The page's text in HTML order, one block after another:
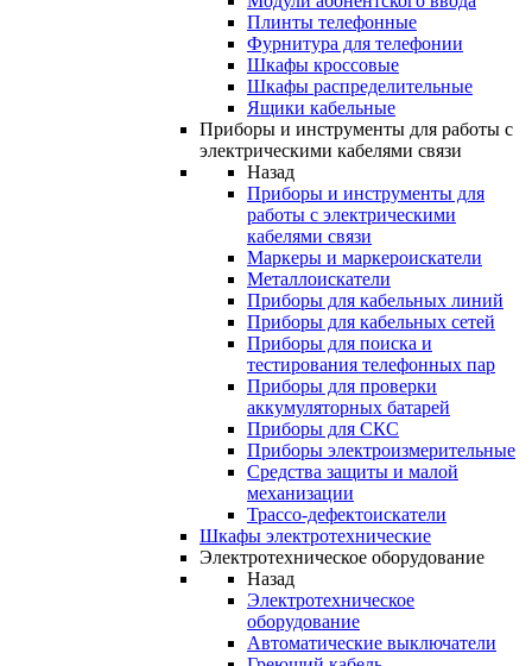
Плинты телефонные
Фурнитура для телефонии
Шкафы кроссовые
Шкафы распределительные
Ящики кабельные
Приборы и инструменты для работы с
электрическими кабелями связи
Назад
Приборы и инструменты для
работы с электрическими
кабелями связи
Маркеры и маркероискатели
Металлоискатели
Приборы для кабельных линий
Приборы для кабельных сетей
Приборы для поиска и
тестирования телефонных пар
Приборы для проверки
аккумуляторных батарей
Приборы для СКС
Приборы электроизмерительные
Средства защиты и малой
механизации
Трассо-дефектоискатели
Шкафы электротехнические
Электротехническое оборудование
Назад
Электротехническое
оборудование
Автоматические выключатели